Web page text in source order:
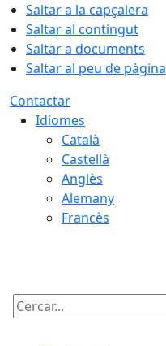
Saltar a la capçalera
Saltar al contingut
Saltar a documents
Saltar al peu de pàgina
Contactar
Idiomes
Català
Castellà
Anglès
Alemany
Francès
Cercar: